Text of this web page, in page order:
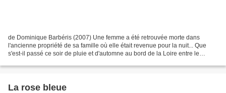
de Dominique Barbéris (2007) Une femme a été retrouvée morte dans
l'ancienne propriété de sa famille où elle était revenue pour la nuit... Que
s'est-il passé ce soir de pluie et d'automne au bord de la Loire entre le
La rose bleue